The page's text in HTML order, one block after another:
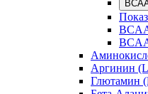
Аргинин
Глютамин